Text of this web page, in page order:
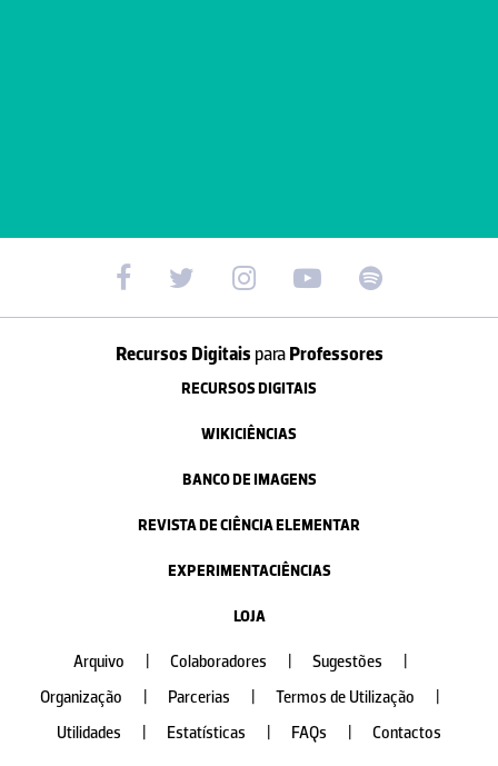
Recursos Digitais paraProfessores
RECURSOS DIGITAIS
WIKICIÊNCIAS
BANCO DE IMAGENS
REVISTA DE CIÊNCIA ELEMENTAR
EXPERIMENTACIÊNCIAS
LOJA
Arquivo Colaboradores Sugestões
Organização
Parcerias Termos de Utilização
Utilidades
Estatísticas FAQs Contactos